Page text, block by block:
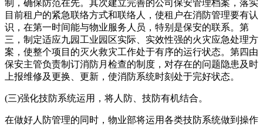
制，确保防范在先。其次建立完善的公司保安管理档案，落实
目前租户的紧急联络方式和联络人，使租户在消防管理要有认
识，在第一时间能与物业服务人员，特别是保安的联系。第
三，制定适应九园工业园区实际、实效性强的火灾应急处理方
案，使整个项目的灭火救灾工作处于有序的运行状态。第四由
保安主管负责制订消防月检查的制度，对存在的问题隐患及时
上报维修及更换、更新，使消防系统时刻处于完好状态。
(三)强化技防系统运用，将人防、技防有机结合。
在做好人防管理的同时，物业部将运用各类技防系统做到操作